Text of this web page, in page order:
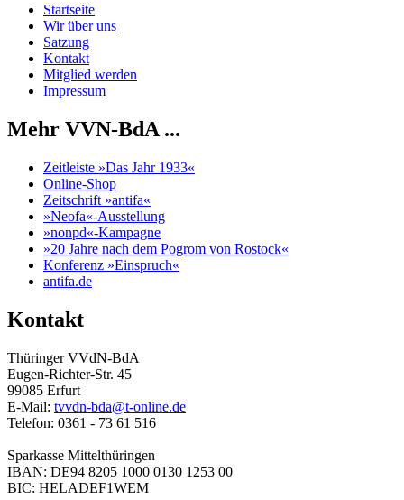
Startseite
Wir über uns
Satzung
Kontakt
Mitglied werden
Impressum
Mehr VVN-BdA ...
Zeitleiste »Das Jahr 1933«
Online-Shop
Zeitschrift »antifa«
»Neofa«-Ausstellung
»nonpd«-Kampagne
»20 Jahre nach dem Pogrom von Rostock«
Konferenz »Einspruch«
antifa.de
Kontakt
Thüringer VVdN-BdA
Eugen-Richter-Str. 45
99085 Erfurt
E-Mail: tvvdn-bda@t-online.de
Telefon: 0361 - 73 61 516
Sparkasse Mittelthüringen
IBAN: DE94 8205 1000 0130 1253 00
BIC: HELADEF1WEM